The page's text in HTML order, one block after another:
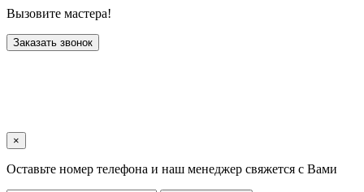
Вызовите мастера!
Заказать звонок
×
Оставьте номер телефона и наш менеджер свяжется с Вами